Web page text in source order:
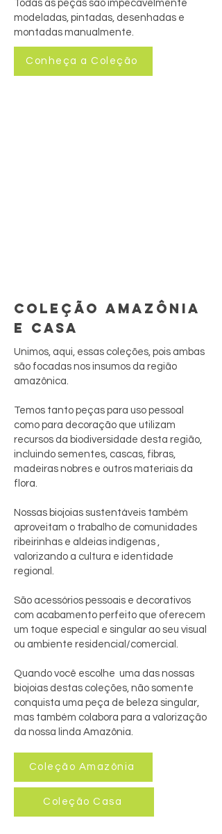
Todas as peças são impecavelmente
modeladas, pintadas, desenhadas e
montadas manualmente.
Conheça a Coleção
COLEÇÃO AMAZÔNIA
E CASA
Unimos, aqui, essas coleções, pois ambas
são focadas nos insumos da região
amazônica.
Temos tanto peças para uso pessoal
como para decoração que utilizam
recursos da biodiversidade desta região,
incluindo sementes, cascas, fibras,
madeiras nobres e outros materiais da
flora.
Nossas biojoias sustentáveis também
aproveitam o trabalho de comunidades
ribeirinhas e aldeias indígenas ,
valorizando a cultura e identidade
regional.
São acessórios pessoais e decorativos
com acabamento perfeito que oferecem
um toque especial e singular ao seu visual
ou ambiente residencial/comercial.
Quando você escolhe uma das nossas
biojoias destas coleções, não somente
conquista uma peça de beleza singular,
mas também colabora para a valorização
da nossa linda Amazônia.
Coleção Amazônia
Coleção Casa